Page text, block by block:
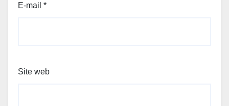
E-mail *
Site web